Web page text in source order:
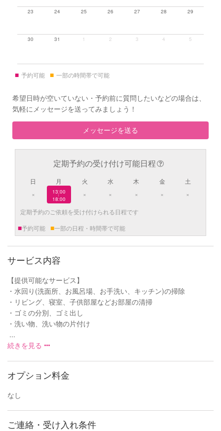
23 24 25 26 27 28 29
30 31 1 2 3 4 5
■ 予約可能 ■ 一部の時間帯で可能
希望日時が空いていない・予約前に質問したいなどの場合は、
気軽にメッセージを送ってみましょう！
メッセージを送る
定期予約の受け付け可能日程
日
×
月
13:00
|
18:00
火
×
水
×
木
×
金
×
土
×
定期予約のご依頼を受け付けられる日程です
■予約可能 ■一部の日程・時間帯で可能
サービス内容
【提供可能なサービス】
・水回り(洗面所、お風呂場、お手洗い、キッチン)の掃除
・リビング、寝室、子供部屋などお部屋の清掃
・ゴミの分別、ゴミ出し
・洗い物、洗い物の片付け
...
続きを見る
オプション料金
なし
ご連絡・受け入れ条件